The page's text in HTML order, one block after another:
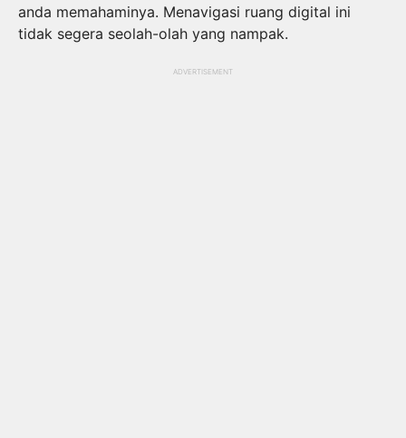
anda memahaminya. Menavigasi ruang digital ini
tidak segera seolah-olah yang nampak.
ADVERTISEMENT